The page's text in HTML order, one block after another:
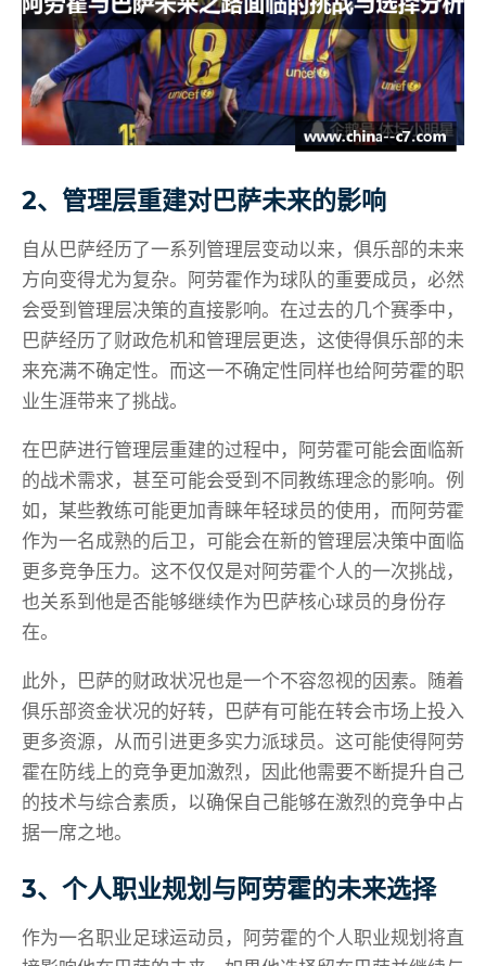
2、管理层重建对巴萨未来的影响
自从巴萨经历了一系列管理层变动以来，俱乐部的未来
方向变得尤为复杂。阿劳霍作为球队的重要成员，必然
会受到管理层决策的直接影响。在过去的几个赛季中，
巴萨经历了财政危机和管理层更迭，这使得俱乐部的未
来充满不确定性。而这一不确定性同样也给阿劳霍的职
业生涯带来了挑战。
在巴萨进行管理层重建的过程中，阿劳霍可能会面临新
的战术需求，甚至可能会受到不同教练理念的影响。例
如，某些教练可能更加青睐年轻球员的使用，而阿劳霍
作为一名成熟的后卫，可能会在新的管理层决策中面临
更多竞争压力。这不仅仅是对阿劳霍个人的一次挑战，
也关系到他是否能够继续作为巴萨核心球员的身份存
在。
此外，巴萨的财政状况也是一个不容忽视的因素。随着
俱乐部资金状况的好转，巴萨有可能在转会市场上投入
更多资源，从而引进更多实力派球员。这可能使得阿劳
霍在防线上的竞争更加激烈，因此他需要不断提升自己
的技术与综合素质，以确保自己能够在激烈的竞争中占
据一席之地。
3、个人职业规划与阿劳霍的未来选择
作为一名职业足球运动员，阿劳霍的个人职业规划将直